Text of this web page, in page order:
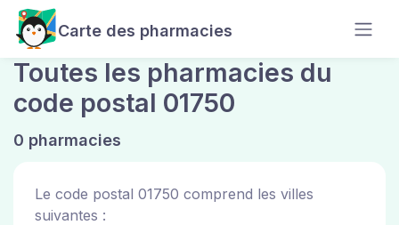
Carte des pharmacies
Toutes les pharmacies du
code postal 01750
0 pharmacies
Le code postal 01750 comprend les villes
suivantes :